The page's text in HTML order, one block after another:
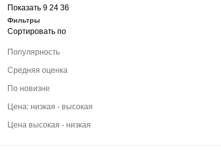
Показать 9 24 36
Фильтры
Сортировать по
Популярность
Средняя оценка
По новизне
Цена: низкая - высокая
Цена высокая - низкая